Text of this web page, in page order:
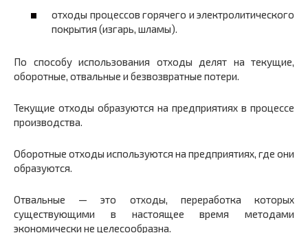
отходы процессов горячего и электролитического
покрытия (изгарь, шламы).
По способу использования отходы делят на текущие,
оборотные, отвальные и безвозвратные потери.
Текущие отходы образуются на предприятиях в процессе
производства.
Оборотные отходы используются на предприятиях, где они
образуются.
Отвальные — это отходы, переработка которых
существующими в настоящее время методами
экономически не целесообразна.